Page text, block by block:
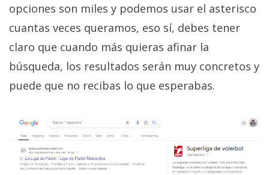
opciones son miles y podemos usar el asterisco
cuantas veces queramos, eso sí, debes tener
claro que cuando más quieras afinar la
búsqueda, los resultados serán muy concretos y
puede que no recibas lo que esperabas.